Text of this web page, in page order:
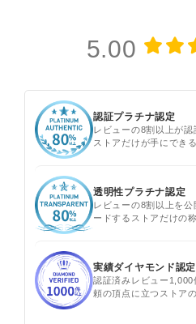
5.00
認証プラチナ認定
レビューの8割以上が
ストアだけが手にでき
透明性プラチナ認定
レビューの8割以上を
ードするストアだけの
実績ダイヤモンド認定
認証済みレビュー
頼の頂点に立つストア